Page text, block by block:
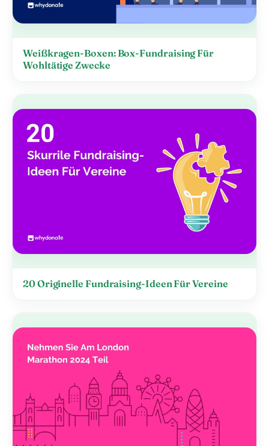
Weißkragen-Boxen: Box-Fundraising Für
Wohltätige Zwecke
20 Originelle Fundraising-Ideen Für Vereine